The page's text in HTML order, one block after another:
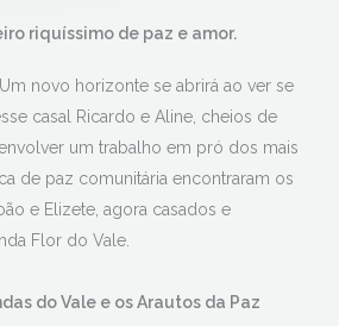
riquíssimo de paz e amor.
novo horizonte se abrirá ao ver se
casal Ricardo e Aline, cheios de
um trabalho em pró dos mais
de paz comunitária encontraram os
e Elizete, agora casados e
Flor do Vale.
do Vale e os Arautos da Paz